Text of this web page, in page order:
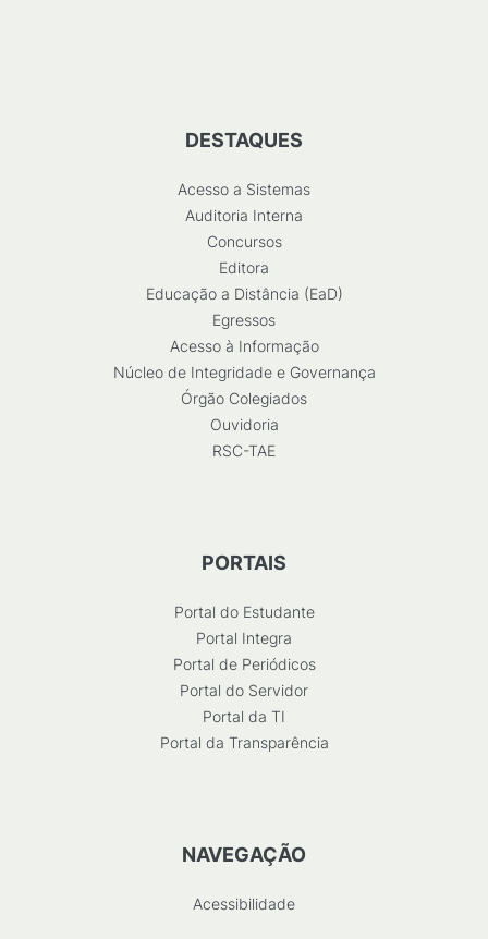
DESTAQUES
Acesso a Sistemas
Auditoria Interna
Concursos
Editora
Educação a Distância (EaD)
Egressos
Acesso à Informação
Núcleo de Integridade e Governança
Órgão Colegiados
Ouvidoria
RSC-TAE
PORTAIS
Portal do Estudante
Portal Integra
Portal de Periódicos
Portal do Servidor
Portal da TI
Portal da Transparência
NAVEGAÇÃO
Acessibilidade